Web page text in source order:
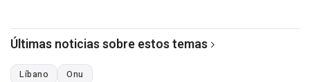
Últimas noticias sobre estos temas
Líbano Onu